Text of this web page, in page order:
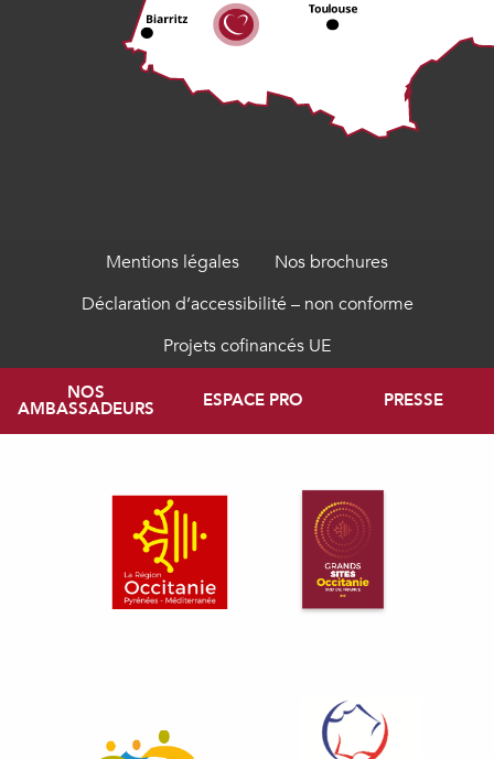
Mentions légales
Nos brochures
Déclaration d’accessibilité – non conforme
Projets cofinancés UE
NOS
AMBASSADEURS ESPACE PRO PRESSE